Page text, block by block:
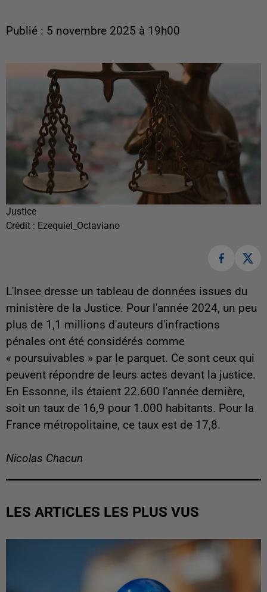
Publié : 5 novembre 2025 à 19h00
Justice
Crédit : Ezequiel_Octaviano
L'Insee dresse un tableau de données issues du
ministère de la Justice. Pour l'année 2024, un peu
plus de 1,1 millions d'auteurs d'infractions
pénales ont été considérés comme
« poursuivables » par le parquet. Ce sont ceux qui
peuvent répondre de leurs actes devant la justice.
En Essonne, ils étaient 22.600 l'année dernière,
soit un taux de 16,9 pour 1.000 habitants. Pour la
France métropolitaine, ce taux est de 17,8.
Nicolas Chacun
LES ARTICLES LES PLUS VUS